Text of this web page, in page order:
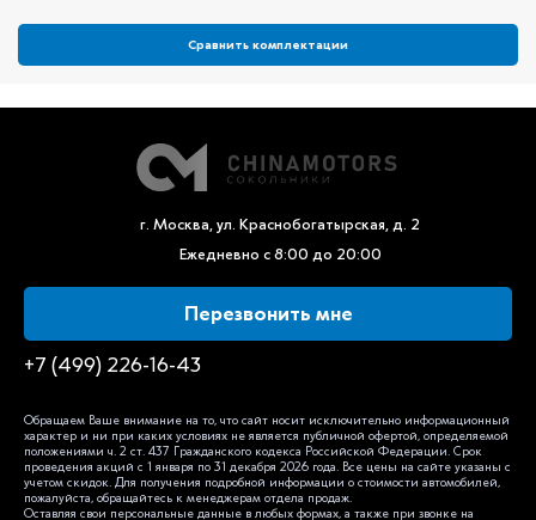
Сравнить комплектации
г. Москва, ул. Краснобогатырская, д. 2
Ежедневно с 8:00 до 20:00
Перезвонить мне
+7 (499) 226-16-43
Обращаем Ваше внимание на то, что сайт носит исключительно информационный
характер и ни при каких условиях не является публичной офертой, определяемой
положениями ч. 2 ст. 437 Гражданского кодекса Российской Федерации. Срок
проведения акций с 1 января по 31 декабря 2026 года. Все цены на сайте указаны с
учетом скидок. Для получения подробной информации о стоимости автомобилей,
пожалуйста, обращайтесь к менеджерам отдела продаж.
Оставляя свои персональные данные в любых формах, а также при звонке на